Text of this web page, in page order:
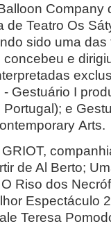
Company
de Teatro Os
sido uma
e
Gestuário I
e
Arts.
de Al Berto;
Riso dos
Espectáculo
Teresa